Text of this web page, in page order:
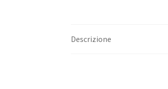
Descrizione